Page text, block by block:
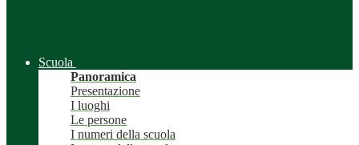
Scuola
Panoramica
Presentazione
I luoghi
Le persone
I numeri della scuola